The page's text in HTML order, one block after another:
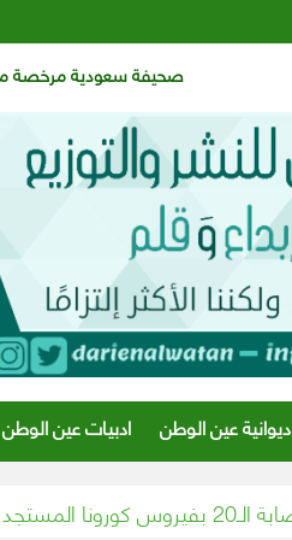
صحيفة سعودية مرخصة من
ديوانية عين الوطن ادبيات عين الوطن